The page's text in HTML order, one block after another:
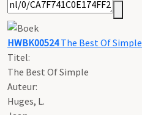
HWBK00524The Best Of Simple
Titel:
The Best Of Simple
Auteur:
Huges, L.